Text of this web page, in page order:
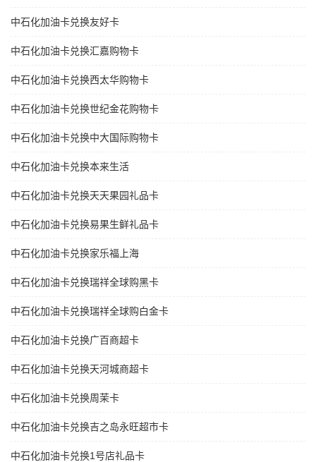
中石化加油卡兑换友好卡
中石化加油卡兑换汇嘉购物卡
中石化加油卡兑换西太华购物卡
中石化加油卡兑换世纪金花购物卡
中石化加油卡兑换中大国际购物卡
中石化加油卡兑换本来生活
中石化加油卡兑换天天果园礼品卡
中石化加油卡兑换易果生鲜礼品卡
中石化加油卡兑换家乐福上海
中石化加油卡兑换瑞祥全球购黑卡
中石化加油卡兑换瑞祥全球购白金卡
中石化加油卡兑换广百商超卡
中石化加油卡兑换天河城商超卡
中石化加油卡兑换周茉卡
中石化加油卡兑换吉之岛永旺超市卡
中石化加油卡兑换1号店礼品卡